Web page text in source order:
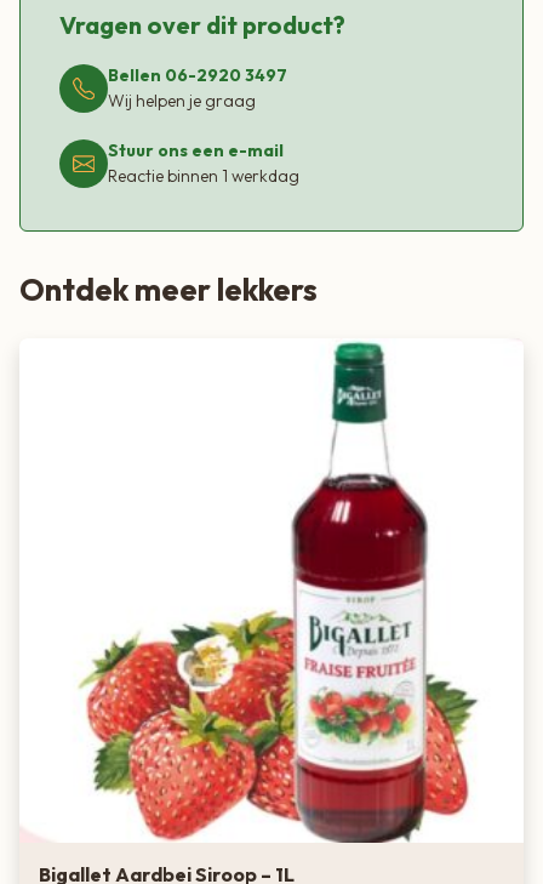
Vragen over dit product?
Bellen 06-2920 3497
Wij helpen je graag
Stuur ons een e-mail
Reactie binnen 1 werkdag
Ontdek meer lekkers
Bigallet Aardbei Siroop – 1L